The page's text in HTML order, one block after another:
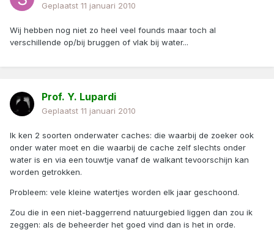
Geplaatst 11 januari 2010
Wij hebben nog niet zo heel veel founds maar toch al
verschillende op/bij bruggen of vlak bij water...
Prof. Y. Lupardi
Geplaatst 11 januari 2010
Ik ken 2 soorten onderwater caches: die waarbij de zoeker ook
onder water moet en die waarbij de cache zelf slechts onder
water is en via een touwtje vanaf de walkant tevoorschijn kan
worden getrokken.
Probleem: vele kleine watertjes worden elk jaar geschoond.
Zou die in een niet-baggerrend natuurgebied liggen dan zou ik
zeggen: als de beheerder het goed vind dan is het in orde.